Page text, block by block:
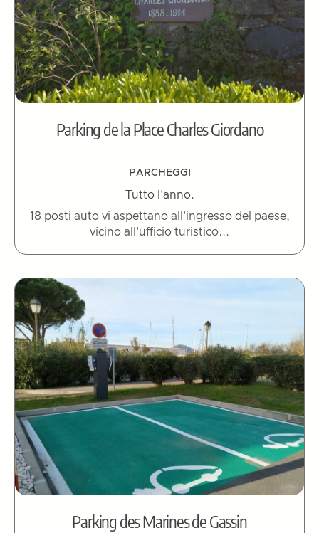
Parking de la Place Charles Giordano
PARCHEGGI
Tutto l'anno.
18 posti auto vi aspettano all'ingresso del paese,
vicino all'ufficio turistico...
Parking des Marines de Gassin